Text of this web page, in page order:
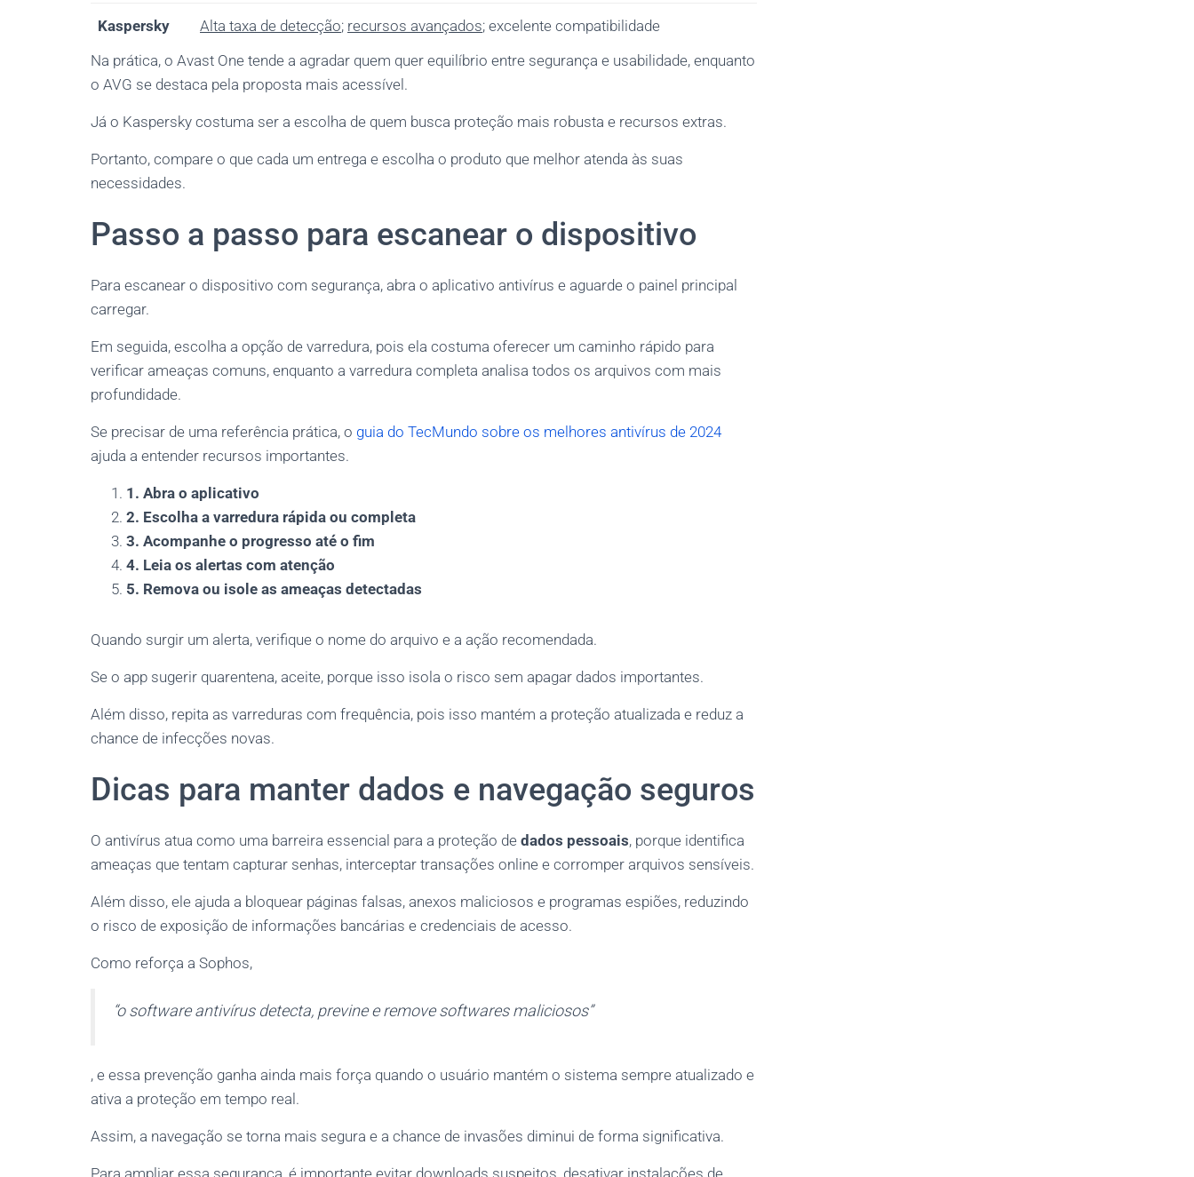
Kaspersky Alta taxa de detecção; recursos avançados; excelente compatibilidade
Na prática, o Avast One tende a agradar quem quer equilíbrio entre segurança e usabilidade, enquanto
o AVG se destaca pela proposta mais acessível.
Já o Kaspersky costuma ser a escolha de quem busca proteção mais robusta e recursos extras.
Portanto, compare o que cada um entrega e escolha o produto que melhor atenda às suas
necessidades.
Passo a passo para escanear o dispositivo
Para escanear o dispositivo com segurança, abra o aplicativo antivírus e aguarde o painel principal
carregar.
Em seguida, escolha a opção de varredura, pois ela costuma oferecer um caminho rápido para
verificar ameaças comuns, enquanto a varredura completa analisa todos os arquivos com mais
profundidade.
Se precisar de uma referência prática, o guia do TecMundo sobre os melhores antivírus de 2024
ajuda a entender recursos importantes.
1. Abra o aplicativo
2. Escolha a varredura rápida ou completa
3. Acompanhe o progresso até o fim
4. Leia os alertas com atenção
5. Remova ou isole as ameaças detectadas
Quando surgir um alerta, verifique o nome do arquivo e a ação recomendada.
Se o app sugerir quarentena, aceite, porque isso isola o risco sem apagar dados importantes.
Além disso, repita as varreduras com frequência, pois isso mantém a proteção atualizada e reduz a
chance de infecções novas.
Dicas para manter dados e navegação seguros
O antivírus atua como uma barreira essencial para a proteção de dados pessoais, porque identifica
ameaças que tentam capturar senhas, interceptar transações online e corromper arquivos sensíveis.
Além disso, ele ajuda a bloquear páginas falsas, anexos maliciosos e programas espiões, reduzindo
o risco de exposição de informações bancárias e credenciais de acesso.
Como reforça a Sophos,
“o software antivírus detecta, previne e remove softwares maliciosos”
, e essa prevenção ganha ainda mais força quando o usuário mantém o sistema sempre atualizado e
ativa a proteção em tempo real.
Assim, a navegação se torna mais segura e a chance de invasões diminui de forma significativa.
Para ampliar essa segurança, é importante evitar downloads suspeitos, desativar instalações de